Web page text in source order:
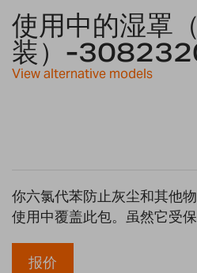
to
the
beginning
of
the
使用中的湿罩
装）-
View alternative models
你六氯代苯防止灰尘和其他
使用中覆盖此包。虽然它受
报价